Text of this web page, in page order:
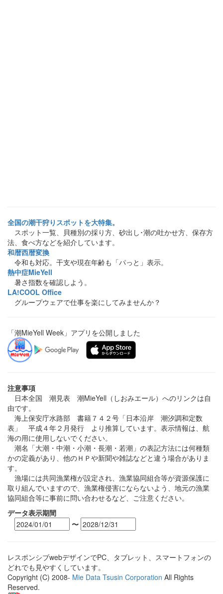
全国の潮干狩りスポットを大特集。
スポット一覧、貝種別の採り方、砂出し･潮の吐かせ方、保存方
法、食べ方などを紹介しています。
和暦西暦変換
令和も対応。干支や現在年齢も「パっと」表示。
熱中症MieYell
暑さ指数を確認しよう。
LA!COOL Office
グループウェアで仕事を楽にしてみませんか？
「潮MieYell Week」アプリを公開しました
注意事項
日本全国 潮見表 潮MieYell（しおみエール）へのリンクは自
由です。
海上保安庁水路部 書籍７４２号「日本沿岸 潮汐調和定数
表」 平成４年２月発行 より推算しています。表示情報は、航
海の用に使用しないでください。
潮名「大潮・中潮・小潮・長潮・若潮」の表記方法には何種類
かの定義があり、他のＨＰや新聞や雑誌などと違う場合がありま
す。
漁場には共同漁業権が設定され、漁業協同組合等が資源保護に
取り組んでいますので、漁業権侵害にならないよう、地元の漁業
協同組合等に事前に問い合わせるなど、ご注意ください。
データ表示期間
〜
レスポンシブwebデザインでPC、タブレット、スマートフォンの
どれでも見やすくしています。
Copyright (C) 2008- Mie Data Tsusin Corporation All Rights
Reserved.